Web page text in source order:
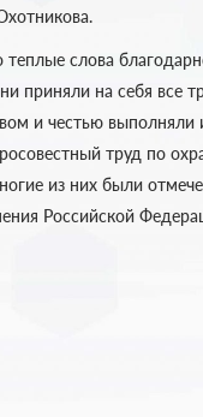
слова
приняли на себя все
и честью
труд по
из них были
Российской